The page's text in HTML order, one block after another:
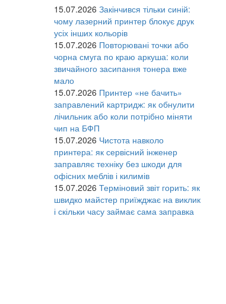
15.07.2026 Закінчився тільки синій:
чому лазерний принтер блокує друк
усіх інших кольорів
15.07.2026 Повторювані точки або
чорна смуга по краю аркуша: коли
звичайного засипання тонера вже
мало
15.07.2026 Принтер «не бачить»
заправлений картридж: як обнулити
лічильник або коли потрібно міняти
чип на БФП
15.07.2026 Чистота навколо
принтера: як сервісний інженер
заправляє техніку без шкоди для
офісних меблів і килимів
15.07.2026 Терміновий звіт горить: як
швидко майстер приїжджає на виклик
і скільки часу займає сама заправка